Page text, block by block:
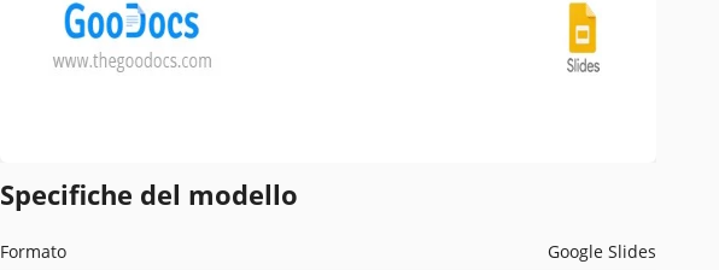
Specifiche del modello
Formato
Google Slides